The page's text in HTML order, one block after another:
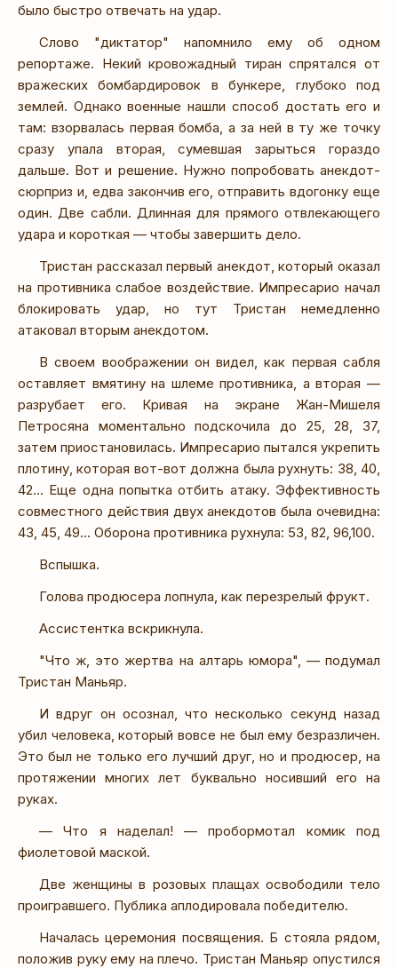
было быстро отвечать на удар.
Слово "диктатор" напомнило ему об одном
репортаже. Некий кровожадный тиран спрятался от
вражеских бомбардировок в бункере, глубоко под
землей. Однако военные нашли способ достать его и
там: взорвалась первая бомба, а за ней в ту же точку
сразу упала вторая, сумевшая зарыться гораздо
дальше. Вот и решение. Нужно попробовать анекдот-
сюрприз и, едва закончив его, отправить вдогонку еще
один. Две сабли. Длинная для прямого отвлекающего
удара и короткая — чтобы завершить дело.
Тристан рассказал первый анекдот, который оказал
на противника слабое воздействие. Импресарио начал
блокировать удар, но тут Тристан немедленно
атаковал вторым анекдотом.
В своем воображении он видел, как первая сабля
оставляет вмятину на шлеме противника, а вторая —
разрубает его. Кривая на экране Жан-Мишеля
Петросяна моментально подскочила до 25, 28, 37,
затем приостановилась. Импресарио пытался укрепить
плотину, которая вот-вот должна была рухнуть: 38, 40,
42... Еще одна попытка отбить атаку. Эффективность
совместного действия двух анекдотов была очевидна:
43, 45, 49... Оборона противника рухнула: 53, 82, 96,100.
Вспышка.
Голова продюсера лопнула, как перезрелый фрукт.
Ассистентка вскрикнула.
"Что ж, это жертва на алтарь юмора", — подумал
Тристан Маньяр.
И вдруг он осознал, что несколько секунд назад
убил человека, который вовсе не был ему безразличен.
Это был не только его лучший друг, но и продюсер, на
протяжении многих лет буквально носивший его на
руках.
— Что я наделал! — пробормотал комик под
фиолетовой маской.
Две женщины в розовых плащах освободили тело
проигравшего. Публика аплодировала победителю.
Началась церемония посвящения. Б стояла рядом,
положив руку ему на плечо. Тристан Маньяр опустился